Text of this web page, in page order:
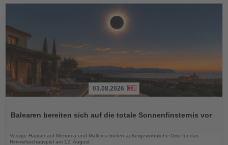
die
03.08.2026
Balearen bereiten sich auf die totale Sonnenfinsternis vor
Vestige-Häuser auf Menorca und Mallorca bieten außergewöhnliche Orte für das
Himmelsschauspiel am 12. August